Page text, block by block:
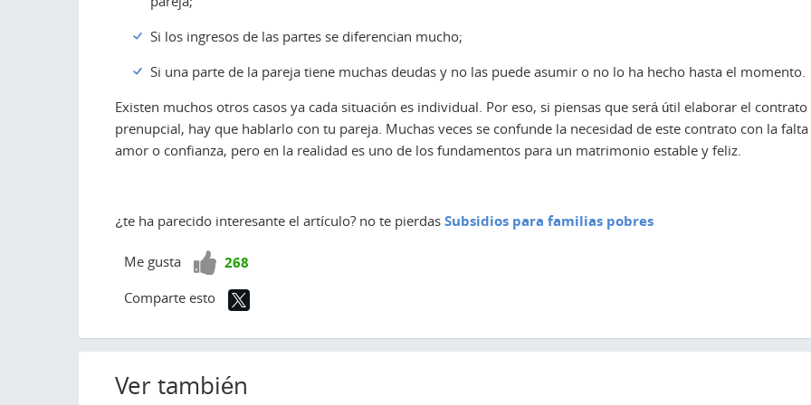
Si los ingresos de las partes se diferencian mucho;
Si una parte de la pareja tiene muchas deudas y no las puede asumir o no lo ha hecho hasta el momento.
Existen muchos otros casos ya cada situación es individual. Por eso, si piensas que será útil elaborar el contrato
prenupcial, hay que hablarlo con tu pareja. Muchas veces se confunde la necesidad de este contrato con la
amor o confianza, pero en la realidad es uno de los fundamentos para un matrimonio estable y feliz.
¿te ha parecido interesante el artículo? no te pierdas Subsidios para familias pobres
Me gusta
¡Vota268
Comparte esto
Ver también